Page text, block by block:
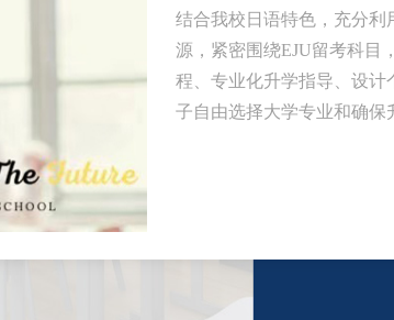
结合我校日语特色，充分利
源，紧密围绕EJU留考科目
程、专业化升学指导、设计
子自由选择大学专业和确保